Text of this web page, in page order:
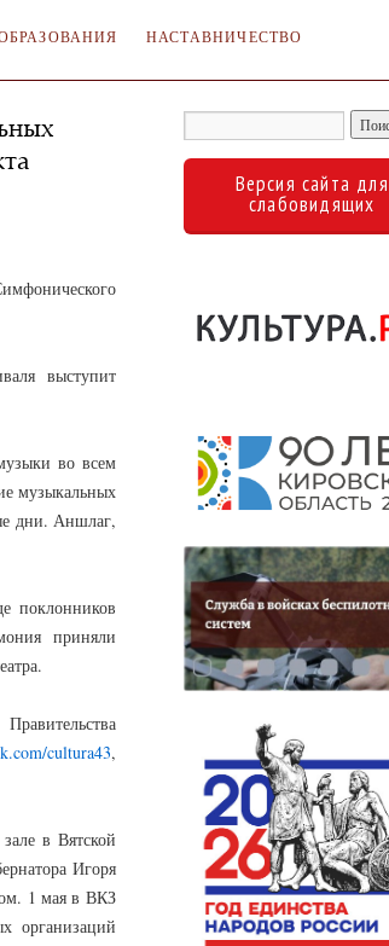
НАСТАВНИЧЕСТВО
выступит
во всем
музыкальных
дни. Аншлаг,
поклонников
приняли
cultura43,
в Вятской
Игоря
1 мая в ВКЗ
организаций
Версия сайта для
слабовидящих